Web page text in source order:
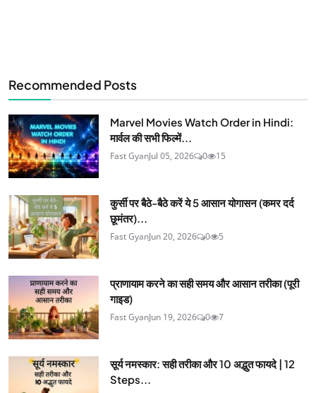
Recommended Posts
Marvel Movies Watch Order in Hindi:
मार्वल की सभी फिल्में...
Fast GyanJul 05, 2026 0 15
कुर्सी पर बैठे-बैठे करें ये 5 आसान योगासन (कमर दर्द
छूमंतर)...
Fast GyanJun 20, 2026 0 5
प्राणायाम करने का सही समय और आसान तरीका (पूरी
गाइड)
Fast GyanJun 19, 2026 0 7
सूर्य नमस्कार: सही तरीका और 10 अद्भुत फायदे | 12
Steps...